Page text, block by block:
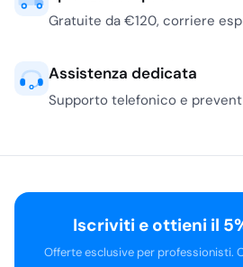
il coperto richiede un
aspetto più curato, ma
stiratura e gestione del
tessile tradizionale.
cartacoprono i consumi
più ricorrenti di
trattorie, self service,
mense, tavole calde e
Gratuite da €120, corriere
Assistenza dedicata
Supporto telefonico e
Iscriviti e ottieni il
Offerte esclusive per professionisti.